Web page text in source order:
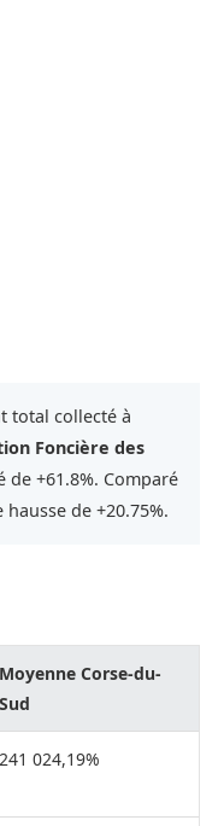
total collecté à
Foncière des
de +61.8%. Comparé
de +20.75%.
Moyenne Corse-du-
Sud
241 024,19%